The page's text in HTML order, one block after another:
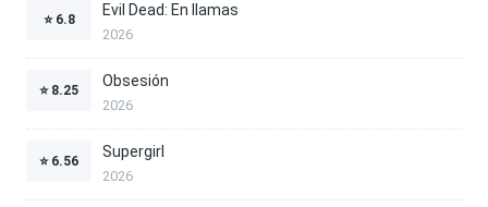
⭐ 6.8
Evil Dead: En llamas
2026
⭐ 8.25
Obsesión
2026
⭐ 6.56
Supergirl
2026